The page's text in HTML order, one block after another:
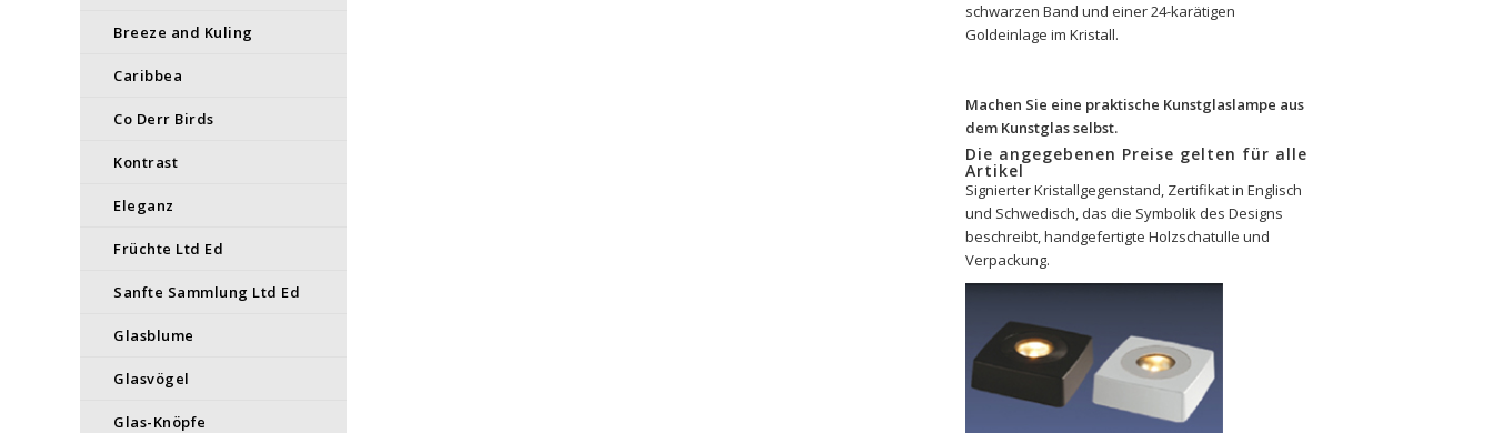
Breeze and Kuling
Caribbea
Co Derr Birds
Kontrast
Eleganz
Früchte Ltd Ed
Sanfte Sammlung Ltd Ed
Glasblume
Glasvögel
Glas-Knöpfe
schwarzen Band und einer 24-karätigen
Goldeinlage im Kristall.
Machen Sie eine praktische Kunstglaslampe aus
dem Kunstglas selbst.
Die angegebenen Preise gelten für alle
Artikel
Signierter Kristallgegenstand, Zertifikat in Englisch
und Schwedisch, das die Symbolik des Designs
beschreibt, handgefertigte Holzschatulle und
Verpackung.